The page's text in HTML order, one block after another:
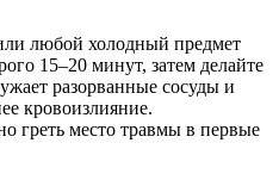
любой холодный предмет
15–20 минут, затем делайте
разорванные сосуды и
кровоизлияние.
греть место травмы в первые